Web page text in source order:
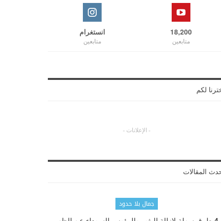
18,200
متابعين
انستغرام
متابعين
لكم
- الإعلانات -
المقالات
جمال بلا حدود